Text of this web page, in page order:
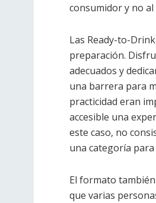
consumidor y no al
Las Ready-to-
preparación.
adecuados y
una barrera para
practicidad eran
accesible una
este caso, no
una categoría
El formato
que varias